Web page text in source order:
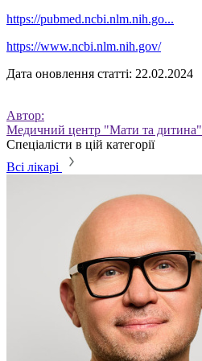
https://pubmed.ncbi.nlm.nih.go...
https://www.ncbi.nlm.nih.gov/
Дата оновлення статті: 22.02.2024
Автор:
Медичний центр "Мати та дитина"
Спеціалісти в цій категорії
Всі лікарі